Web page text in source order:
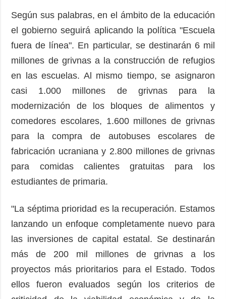
Según sus palabras, en el ámbito de la educación
el gobierno seguirá aplicando la política "Escuela
fuera de línea". En particular, se destinarán 6 mil
millones de grivnas a la construcción de refugios
en las escuelas. Al mismo tiempo, se asignaron
casi 1.000 millones de grivnas para la
modernización de los bloques de alimentos y
comedores escolares, 1.600 millones de grivnas
para la compra de autobuses escolares de
fabricación ucraniana y 2.800 millones de grivnas
para comidas calientes gratuitas para los
estudiantes de primaria.
"La séptima prioridad es la recuperación. Estamos
lanzando un enfoque completamente nuevo para
las inversiones de capital estatal. Se destinarán
más de 200 mil millones de grivnas a los
proyectos más prioritarios para el Estado. Todos
ellos fueron evaluados según los criterios de